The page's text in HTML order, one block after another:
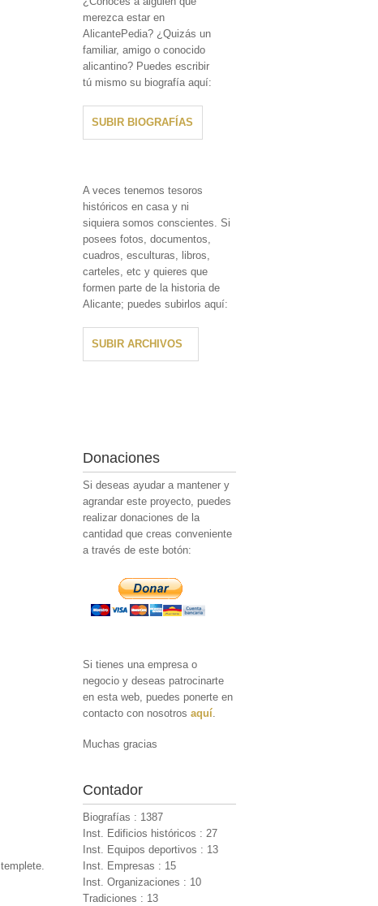
merezca estar en
AlicantePedia? ¿Quizás un
familiar, amigo o conocido
alicantino? Puedes escribir
tú mismo su biografía aquí:
SUBIR BIOGRAFÍAS
A veces tenemos tesoros
históricos en casa y ni
siquiera somos conscientes. Si
posees fotos, documentos,
cuadros, esculturas, libros,
carteles, etc y quieres que
formen parte de la historia de
Alicante; puedes subirlos aquí:
SUBIR ARCHIVOS
Donaciones
Si deseas ayudar a mantener y
agrandar este proyecto, puedes
realizar donaciones de la
cantidad que creas conveniente
a través de este botón:
Si tienes una empresa o
negocio y deseas patrocinarte
en esta web, puedes ponerte en
contacto con nosotrosaquí.
Muchas gracias
Contador
Biografías : 1387
Inst. Edificios históricos : 27
Inst. Equipos deportivos : 13
Inst. Empresas : 15
Inst. Organizaciones : 10
Tradiciones : 13